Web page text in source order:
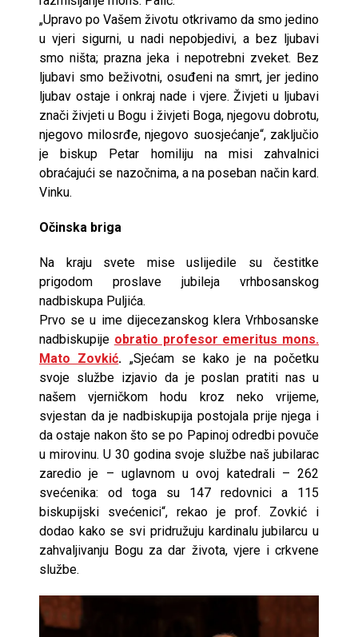
„Upravo po Vašem životu otkrivamo da smo jedino
u vjeri sigurni, u nadi nepobjedivi, a bez ljubavi
smo ništa; prazna jeka i nepotrebni zveket. Bez
ljubavi smo beživotni, osuđeni na smrt, jer jedino
ljubav ostaje i onkraj nade i vjere. Živjeti u ljubavi
znači živjeti u Bogu i živjeti Boga, njegovu dobrotu,
njegovo milosrđe, njegovo suosjećanje“, zaključio
je biskup Petar homiliju na misi zahvalnici
obraćajući se nazočnima, a na poseban način kard.
Vinku.
Očinska briga
Na kraju svete mise uslijedile su čestitke
prigodom proslave jubileja vrhbosanskog
nadbiskupa Puljića.
Prvo se u ime dijecezanskog klera Vrhbosanske
nadbiskupije obratio profesor emeritus mons.
Mato Zovkić. „Sjećam se kako je na početku
svoje službe izjavio da je poslan pratiti nas u
našem vjerničkom hodu kroz neko vrijeme,
svjestan da je nadbiskupija postojala prije njega i
da ostaje nakon što se po Papinoj odredbi povuče
u mirovinu. U 30 godina svoje službe naš jubilarac
zaredio je – uglavnom u ovoj katedrali – 262
svećenika: od toga su 147 redovnici a 115
biskupijski svećenici“, rekao je prof. Zovkić i
dodao kako se svi pridružuju kardinalu jubilarcu u
zahvaljivanju Bogu za dar života, vjere i crkvene
službe.